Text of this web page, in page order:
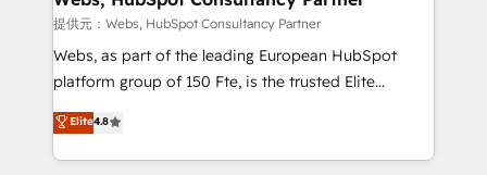
with other systems 🎓 Training your teams to be
HubSpot pros 📊 Lead generation services using
HubSpot Why us? - SIX HubSpot Accreditations -
CRM, Solutions Architecture, Onboarding , Data
Migration, Custom Integration & Platform
提供元：Webs, HubSpot Consultancy Partner
Webs, as part of the leading European HubSpot
platform group of 150 Fte, is the trusted Elite
HubSpot CRM Partner offering you a roadmap on
maximizing EBITDA and achieving Commercial
Excellence. With our targeted processes, we
Elite4.8